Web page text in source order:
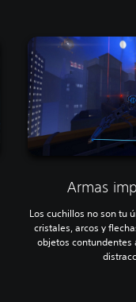
Armas
Los cuchillos no son tu
cristales, arcos y
objetos contundentes